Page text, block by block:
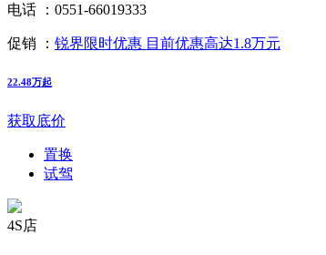
电话 ： 0551-66019333
促销 ： 锐界限时优惠 目前优惠高达1.8万元
22.48万起
获取底价
置换
试驾
4S店